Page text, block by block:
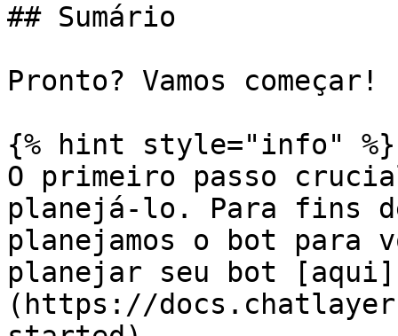
## Sumário
Pronto? Vamos começar!
{% hint style="info" %}
O primeiro passo
planejá-lo. Para fins
planejamos o bot para
planejar seu bot [aqui]
(https://